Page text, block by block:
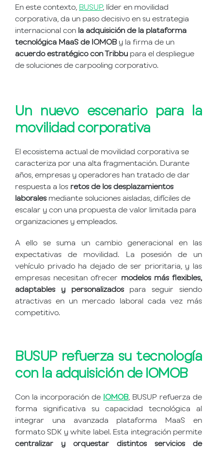
En este contexto, BUSUP, líder en movilidad
corporativa, da un paso decisivo en su estrategia
internacional con la adquisición de la plataforma
tecnológica MaaS de IOMOBy la firma de un
acuerdo estratégico con Tribbu para el despliegue
de soluciones de carpooling corporativo.
Un nuevo escenario para la
movilidad corporativa
El ecosistema actual de movilidad corporativa se
caracteriza por una alta fragmentación. Durante
años, empresas y operadores han tratado de dar
respuesta a los retos de los desplazamientos
laboralesmediante soluciones aisladas, difíciles de
escalar y con una propuesta de valor limitada para
organizaciones y empleados.
A ello se suma un cambio generacional en las
expectativas de movilidad. La posesión de un
vehículo privado ha dejado de ser prioritaria, y las
empresas necesitan ofrecer modelos más flexibles,
adaptables y personalizadospara seguir siendo
atractivas en un mercado laboral cada vez más
competitivo.
BUSUP refuerza su tecnología
con la adquisición de IOMOB
Con la incorporación de IOMOB, BUSUP refuerza de
forma significativa su capacidad tecnológica al
integrar una avanzada plataforma MaaS en
formato SDK y white label. Esta integración permite
centralizar y orquestar distintos servicios de